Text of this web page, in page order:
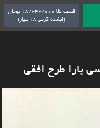
قیمت طلا 18/444/000 تومان
(ابشده گرمی 18 عیار)
یارا طرح افقی